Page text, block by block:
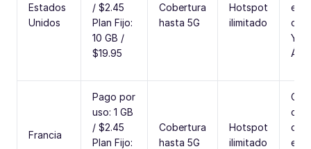
Estados
Unidos
/ $2.45
Plan Fijo:
10 GB /
$19.95
Cobertura
hasta 5G
Hotspot
ilimitado
en
Francia
Pago por
uso: 1 GB
/ $2.45
Plan Fijo:
Cobertura
hasta 5G
Hotspot
ilimitado